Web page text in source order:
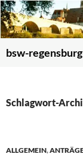
Zum
Inhalt
springen
bsw-
Schlagwort-
ALLGEMEIN,